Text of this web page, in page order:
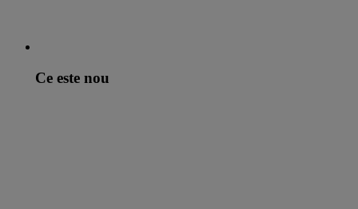
Ce este nou